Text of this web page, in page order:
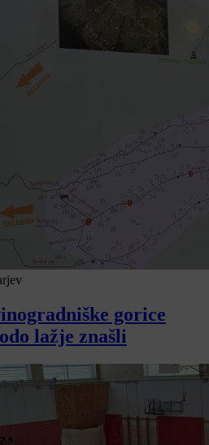
gorice
lažje znašli